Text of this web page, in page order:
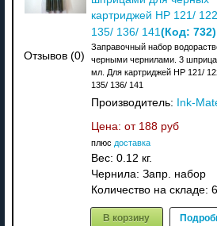
Отзывов (0)
картриджей HP 121/
135/ 136/ 141(Код: 732)
Заправочный набор
черными чернилами. 3
мл. Для картриджей HP 121/
135/ 136/ 141
Производитель:
Ink-
Цена: от 188 руб
плюс доставка
Вес: 0.12 кг.
Чернила: Запр. набор
Количество на складе:
В корзину